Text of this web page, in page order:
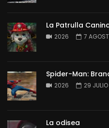
La Patrulla
2026 7
Spider-Man:
2026 29
La odisea